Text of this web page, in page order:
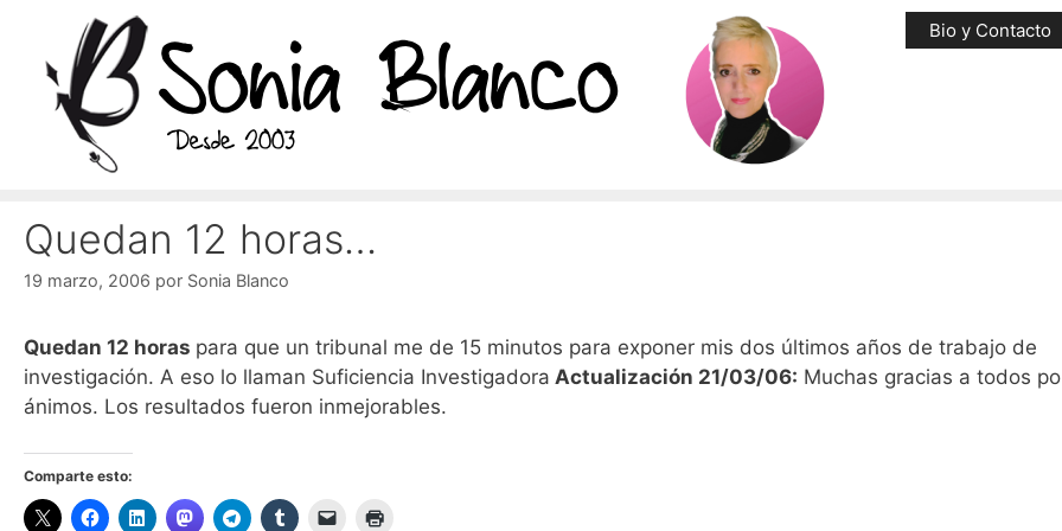
contenido
Bio y Contacto
Quedan 12 horas…
19 marzo, 2006 por Sonia Blanco
Quedan 12 horas para que un tribunal me de 15 minutos para exponer mis dos últimos años de trabajo de
investigación. A eso lo llaman Suficiencia Investigadora Actualización 21/03/06: Muchas gracias a todos
ánimos. Los resultados fueron inmejorables.
Comparte esto: